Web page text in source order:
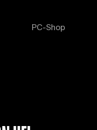
PC-Shop